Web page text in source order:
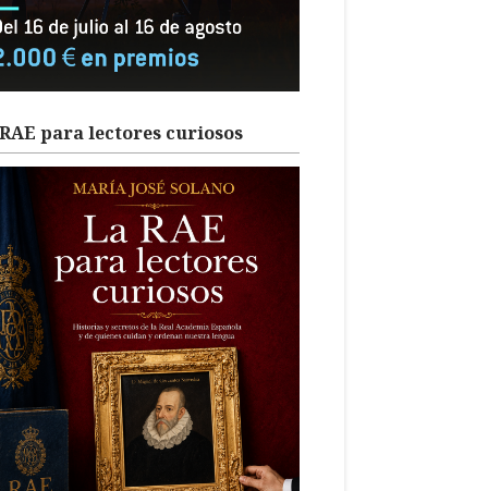
para lectores curiosos